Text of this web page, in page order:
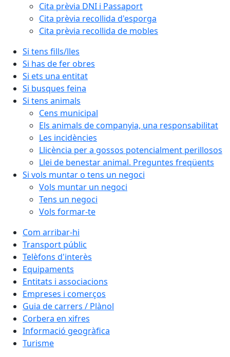
Cita prèvia DNI i Passaport
Cita prèvia recollida d'esporga
Cita prèvia recollida de mobles
Si tens fills/lles
Si has de fer obres
Si ets una entitat
Si busques feina
Si tens animals
Cens municipal
Els animals de companyia, una responsabilitat
Les incidències
Llicència per a gossos potencialment perillosos
Llei de benestar animal. Preguntes freqüents
Si vols muntar o tens un negoci
Vols muntar un negoci
Tens un negoci
Vols formar-te
Com arribar-hi
Transport públic
Telèfons d'interès
Equipaments
Entitats i associacions
Empreses i comerços
Guia de carrers / Plànol
Corbera en xifres
Informació geogràfica
Turisme